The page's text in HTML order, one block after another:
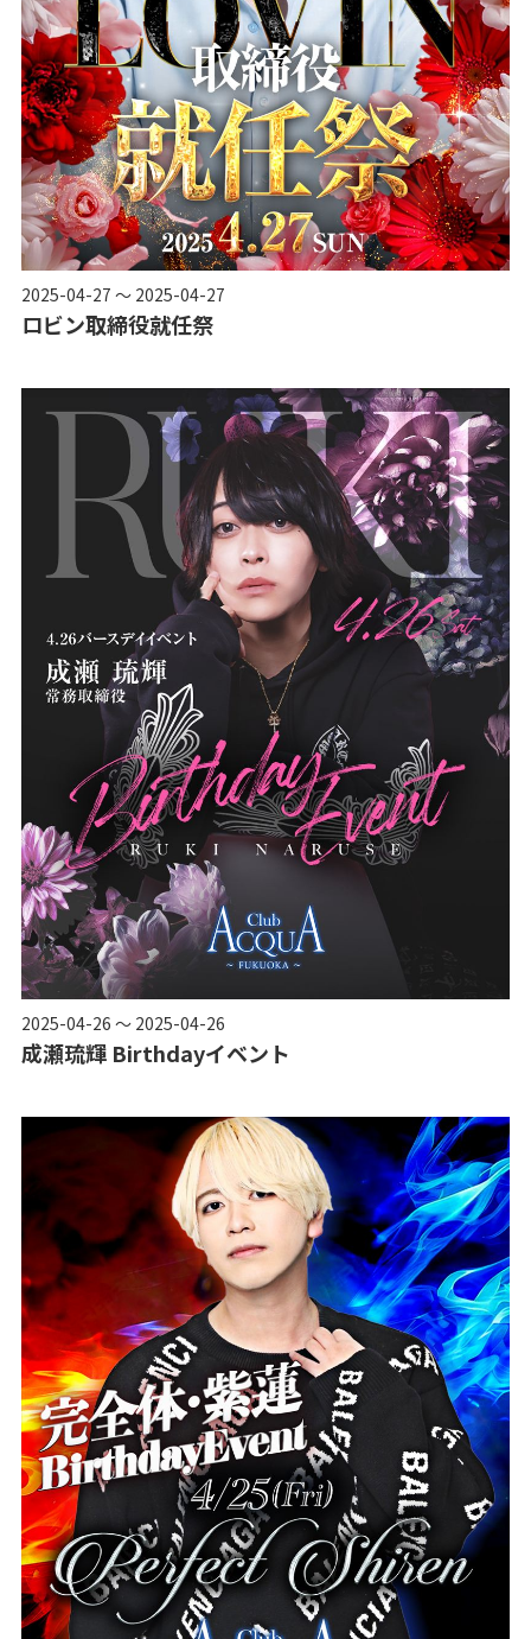
2025-04-27 ～ 2025-04-27
ロビン取締役就任祭
2025-04-26 ～ 2025-04-26
成瀬琉輝 Birthdayイベント